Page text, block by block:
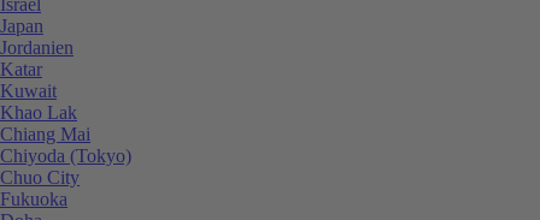
Japan
Jordanien
Katar
Kuwait
Khao Lak
Chiang Mai
Chiyoda (Tokyo)
Chuo City
Fukuoka